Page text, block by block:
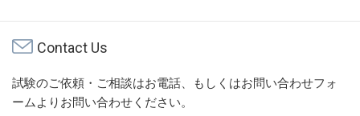
Contact Us
試験のご依頼・ご相談はお電話、もしくはお問い合わせフォ
ームよりお問い合わせください。